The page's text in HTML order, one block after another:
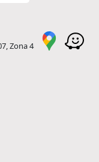
Zona 4